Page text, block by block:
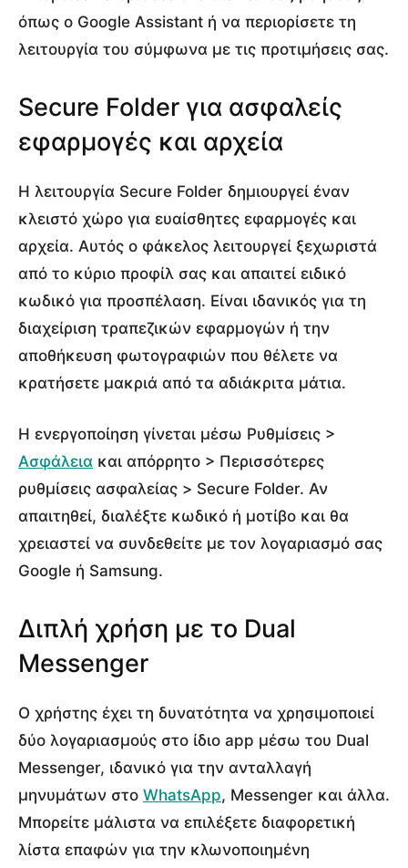
όπως ο Google Assistant ή να περιορίσετε τη
λειτουργία του σύμφωνα με τις προτιμήσεις σας.
Secure Folder για ασφαλείς
εφαρμογές και αρχεία
Η λειτουργία Secure Folder δημιουργεί έναν
κλειστό χώρο για ευαίσθητες εφαρμογές και
αρχεία. Αυτός ο φάκελος λειτουργεί ξεχωριστά
από το κύριο προφίλ σας και απαιτεί ειδικό
κωδικό για προσπέλαση. Είναι ιδανικός για τη
διαχείριση τραπεζικών εφαρμογών ή την
αποθήκευση φωτογραφιών που θέλετε να
κρατήσετε μακριά από τα αδιάκριτα μάτια.
Η ενεργοποίηση γίνεται μέσω Ρυθμίσεις >
Ασφάλεια και απόρρητο > Περισσότερες
ρυθμίσεις ασφαλείας > Secure Folder. Αν
απαιτηθεί, διαλέξτε κωδικό ή μοτίβο και θα
χρειαστεί να συνδεθείτε με τον λογαριασμό σας
Google ή Samsung.
Διπλή χρήση με το Dual
Messenger
Ο χρήστης έχει τη δυνατότητα να χρησιμοποιεί
δύο λογαριασμούς στο ίδιο app μέσω του Dual
Messenger, ιδανικό για την ανταλλαγή
μηνυμάτων στο WhatsApp, Messenger και άλλα.
Μπορείτε μάλιστα να επιλέξετε διαφορετική
λίστα επαφών για την κλωνοποιημένη